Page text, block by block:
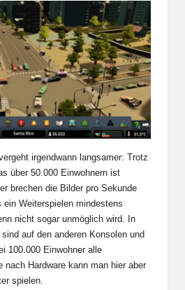
irgendwann langsamer: Trotz
über 50.000 Einwohnern ist
brechen die Bilder pro Sekunde
Weiterspielen mindestens
nicht sogar unmöglich wird. In
auf den anderen Konsolen und
100.000 Einwohner alle
nach Hardware kann man hier aber
spielen.